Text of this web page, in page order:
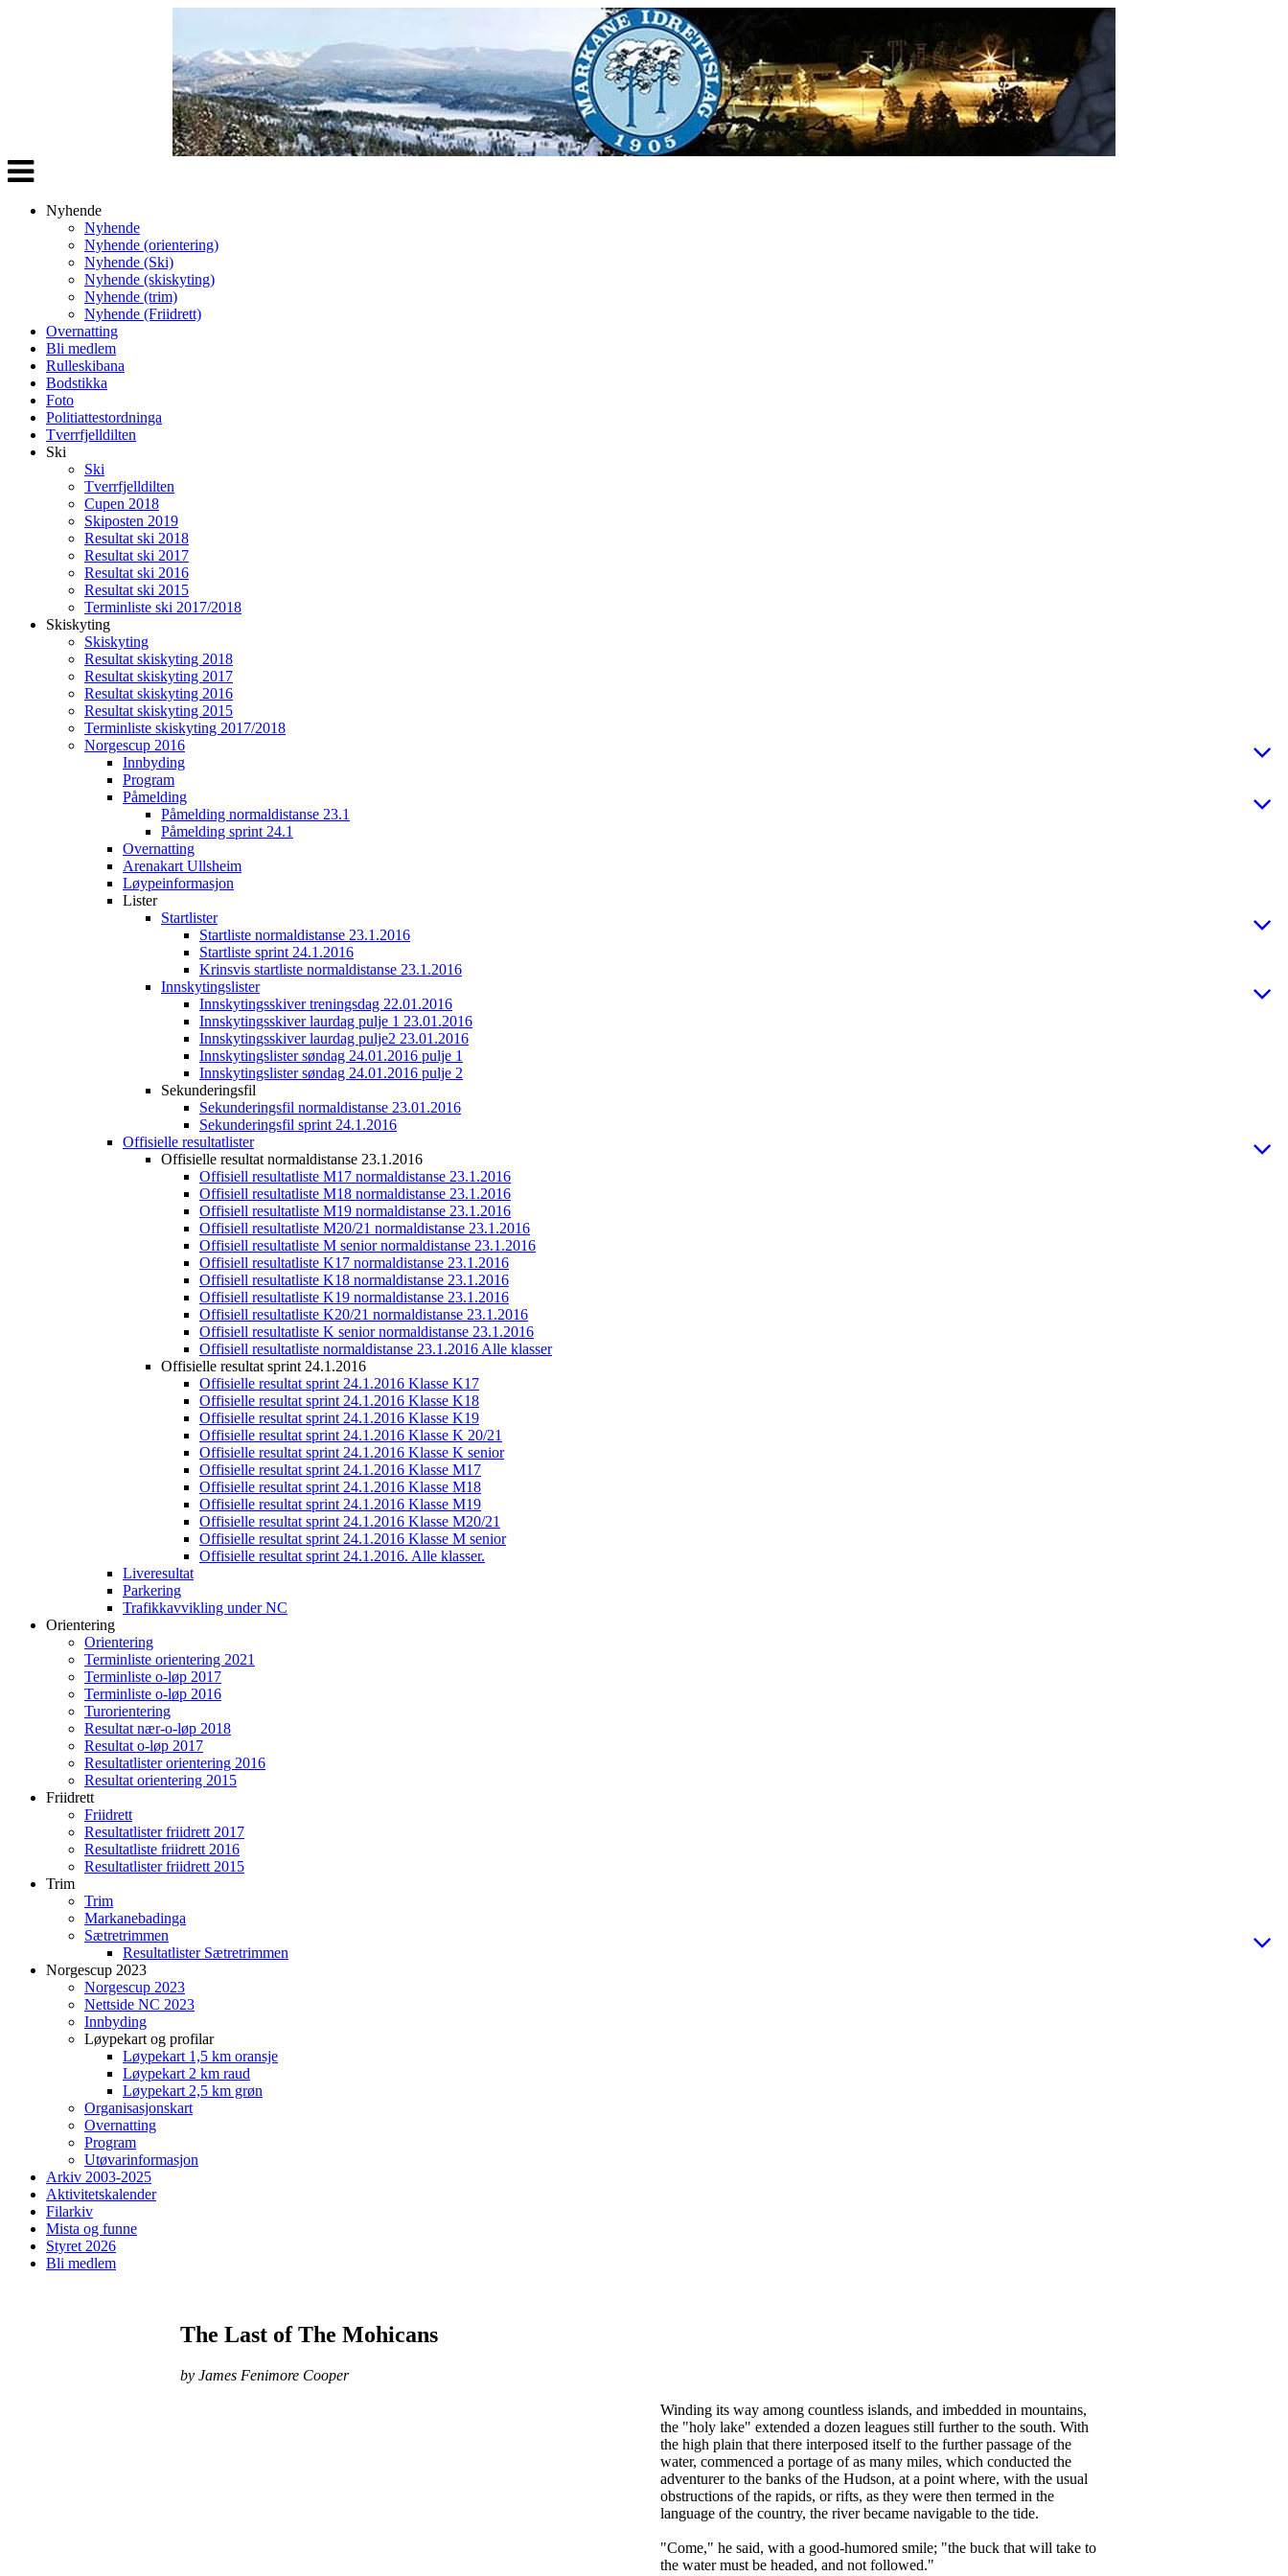
Veksle
navigasjon
Nyhende
Nyhende
Nyhende (orientering)
Nyhende (Ski)
Nyhende (skiskyting)
Nyhende (trim)
Nyhende (Friidrett)
Overnatting
Bli medlem
Rulleskibana
Bodstikka
Foto
Politiattestordninga
Tverrfjelldilten
Ski
Ski
Tverrfjelldilten
Cupen 2018
Skiposten 2019
Resultat ski 2018
Resultat ski 2017
Resultat ski 2016
Resultat ski 2015
Terminliste ski 2017/2018
Skiskyting
Skiskyting
Resultat skiskyting 2018
Resultat skiskyting 2017
Resultat skiskyting 2016
Resultat skiskyting 2015
Terminliste skiskyting 2017/2018
Norgescup 2016
Innbyding
Program
Påmelding
Påmelding normaldistanse 23.1
Påmelding sprint 24.1
Overnatting
Arenakart Ullsheim
Løypeinformasjon
Lister
Startlister
Startliste normaldistanse 23.1.2016
Startliste sprint 24.1.2016
Krinsvis startliste normaldistanse 23.1.2016
Innskytingslister
Innskytingsskiver treningsdag 22.01.2016
Innskytingsskiver laurdag pulje 1 23.01.2016
Innskytingsskiver laurdag pulje2 23.01.2016
Innskytingslister søndag 24.01.2016 pulje 1
Innskytingslister søndag 24.01.2016 pulje 2
Sekunderingsfil
Sekunderingsfil normaldistanse 23.01.2016
Sekunderingsfil sprint 24.1.2016
Offisielle resultatlister
Offisielle resultat normaldistanse 23.1.2016
Offisiell resultatliste M17 normaldistanse 23.1.2016
Offisiell resultatliste M18 normaldistanse 23.1.2016
Offisiell resultatliste M19 normaldistanse 23.1.2016
Offisiell resultatliste M20/21 normaldistanse 23.1.2016
Offisiell resultatliste M senior normaldistanse 23.1.2016
Offisiell resultatliste K17 normaldistanse 23.1.2016
Offisiell resultatliste K18 normaldistanse 23.1.2016
Offisiell resultatliste K19 normaldistanse 23.1.2016
Offisiell resultatliste K20/21 normaldistanse 23.1.2016
Offisiell resultatliste K senior normaldistanse 23.1.2016
Offisiell resultatliste normaldistanse 23.1.2016 Alle klasser
Offisielle resultat sprint 24.1.2016
Offisielle resultat sprint 24.1.2016 Klasse K17
Offisielle resultat sprint 24.1.2016 Klasse K18
Offisielle resultat sprint 24.1.2016 Klasse K19
Offisielle resultat sprint 24.1.2016 Klasse K 20/21
Offisielle resultat sprint 24.1.2016 Klasse K senior
Offisielle resultat sprint 24.1.2016 Klasse M17
Offisielle resultat sprint 24.1.2016 Klasse M18
Offisielle resultat sprint 24.1.2016 Klasse M19
Offisielle resultat sprint 24.1.2016 Klasse M20/21
Offisielle resultat sprint 24.1.2016 Klasse M senior
Offisielle resultat sprint 24.1.2016. Alle klasser.
Liveresultat
Parkering
Trafikkavvikling under NC
Orientering
Orientering
Terminliste orientering 2021
Terminliste o-løp 2017
Terminliste o-løp 2016
Turorientering
Resultat nær-o-løp 2018
Resultat o-løp 2017
Resultatlister orientering 2016
Resultat orientering 2015
Friidrett
Friidrett
Resultatlister friidrett 2017
Resultatliste friidrett 2016
Resultatlister friidrett 2015
Trim
Trim
Markanebadinga
Sætretrimmen
Resultatlister Sætretrimmen
Norgescup 2023
Norgescup 2023
Nettside NC 2023
Innbyding
Løypekart og profilar
Løypekart 1,5 km oransje
Løypekart 2 km raud
Løypekart 2,5 km grøn
Organisasjonskart
Overnatting
Program
Utøvarinformasjon
Arkiv 2003-2025
Aktivitetskalender
Filarkiv
Mista og funne
Styret 2026
Bli medlem
The Last of The Mohicans
by James Fenimore Cooper
Winding its way among countless islands, and imbedded in mountains,
the "holy lake" extended a dozen leagues still further to the south. With
the high plain that there interposed itself to the further passage of the
water, commenced a portage of as many miles, which conducted the
adventurer to the banks of the Hudson, at a point where, with the usual
obstructions of the rapids, or rifts, as they were then termed in the
language of the country, the river became navigable to the tide.
"Come," he said, with a good-humored smile; "the buck that will take to
the water must be headed, and not followed."